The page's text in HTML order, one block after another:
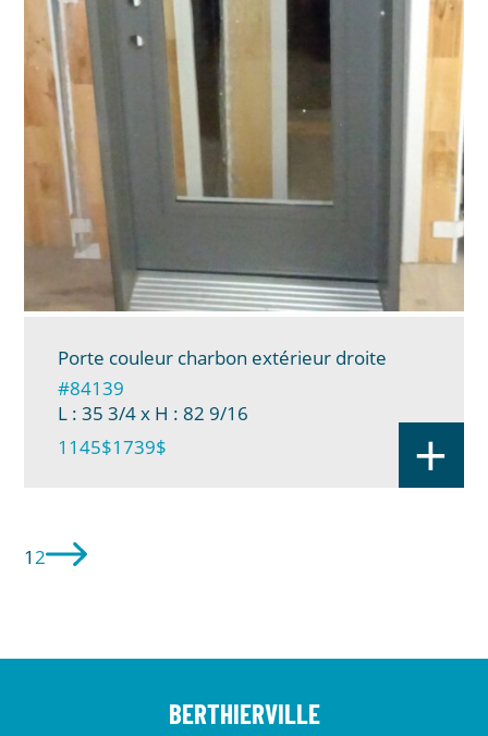
Porte couleur charbon extérieur droite
#84139
L : 35 3/4x H : 82 9/16
1145$1739$ +
12
BERTHIERVILLE